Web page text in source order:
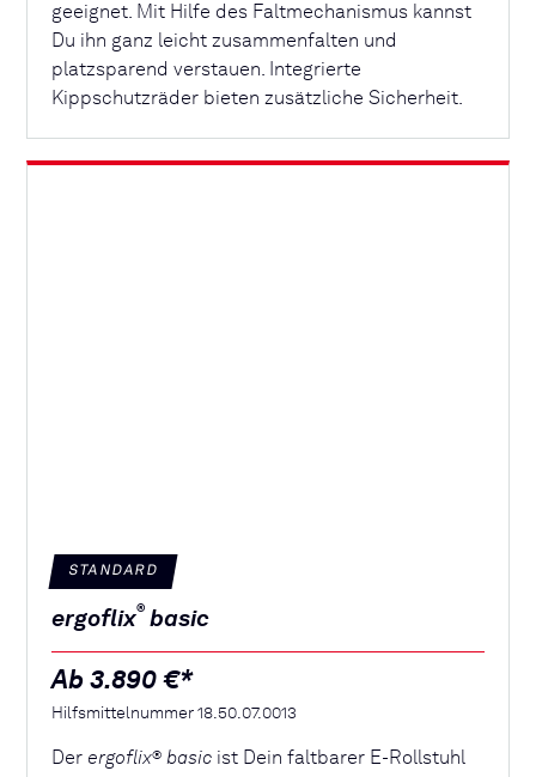
geeignet. Mit Hilfe des Faltmechanismus kannst
Du ihn ganz leicht zusammenfalten und
platzsparend verstauen. Integrierte
Kippschutzräder bieten zusätzliche Sicherheit.
STANDARD
ergoflix® basic
Ab 3.890 €*
Hilfsmittelnummer 18.50.07.0013
Derergoflix® basic ist Dein faltbarer E-Rollstuhl